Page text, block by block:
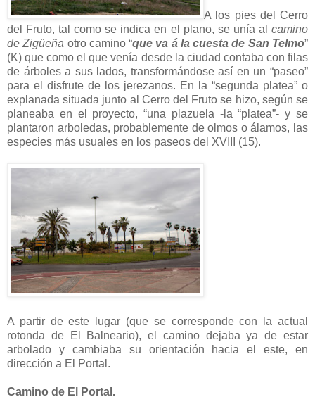
A los pies del Cerro
del Fruto, tal como se indica en el plano, se unía al camino
de Zigüeña otro camino “que va á la cuesta de San Telmo”
(K) que como el que venía desde la ciudad contaba con filas
de árboles a sus lados, transformándose así en un “paseo”
para el disfrute de los jerezanos. En la “segunda platea” o
explanada situada junto al Cerro del Fruto se hizo, según se
planeaba en el proyecto, “una plazuela -la “platea”- y se
plantaron arboledas, probablemente de olmos o álamos, las
especies más usuales en los paseos del XVIII (15).
A partir de este lugar (que se corresponde con la actual
rotonda de El Balneario), el camino dejaba ya de estar
arbolado y cambiaba su orientación hacia el este, en
dirección a El Portal.
Camino de El Portal.